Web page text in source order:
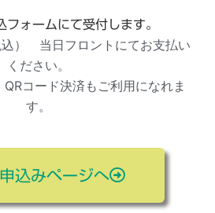
フォームにて受付します。
） 当日フロントにてお支払い
ください。
コード決済もご利用になれま
す。
込みページへ